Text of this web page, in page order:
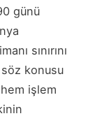
günü
sınırını
konusu
işlem